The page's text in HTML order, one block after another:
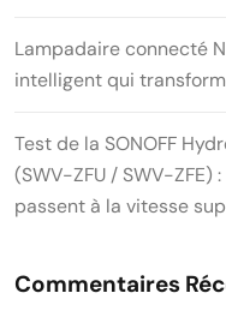
Lampadaire connecté
intelligent qui
Test de la SONOFF
(SWV-ZFU / SWV-ZFE)
passent à la vitesse
Commentaires